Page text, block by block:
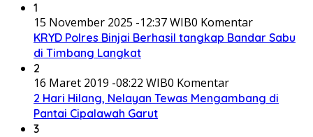
1
15 November 2025 -12:37 WIB0 Komentar
KRYD Polres Binjai Berhasil tangkap Bandar Sabu
di Timbang Langkat
2
16 Maret 2019 -08:22 WIB0 Komentar
2 Hari Hilang, Nelayan Tewas Mengambang di
Pantai Cipalawah Garut
3